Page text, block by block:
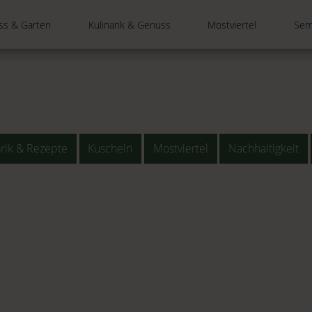
& Garten Kulinarik & Genuss Mostviertel
& Rezepte Kuscheln Mostviertel Nachhaltigkeit